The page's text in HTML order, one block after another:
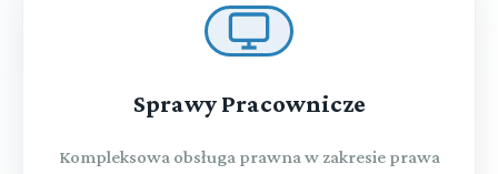
Rozdział 67 (art. 612 - 615)
Sprawy Pracownicze
Kompleksowa obsługa prawna w zakresie prawa